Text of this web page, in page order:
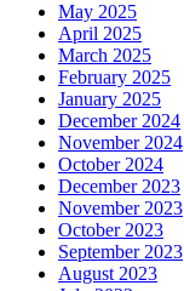
May 2025
April 2025
March 2025
February 2025
January 2025
December 2024
November 2024
October 2024
December 2023
November 2023
October 2023
September 2023
August 2023